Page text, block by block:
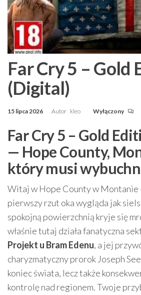
Far Cry 5 – Gold
(Digital)
15 lipca 2026 Autor kleo Wyłączony
Far Cry 5 – Gold
— Hope County,
który musi
Witaj w Hope County w Montanie
pierwszy rzut oka wygląda jak
spokojną powierzchnią kryje się
właśnie tutaj działa fanatyczna
Projekt u Bram Edenu, a jej
charyzmatyczny prorok Joseph
koniec świata, lecz także
kontrolę nad regionem. Twoje